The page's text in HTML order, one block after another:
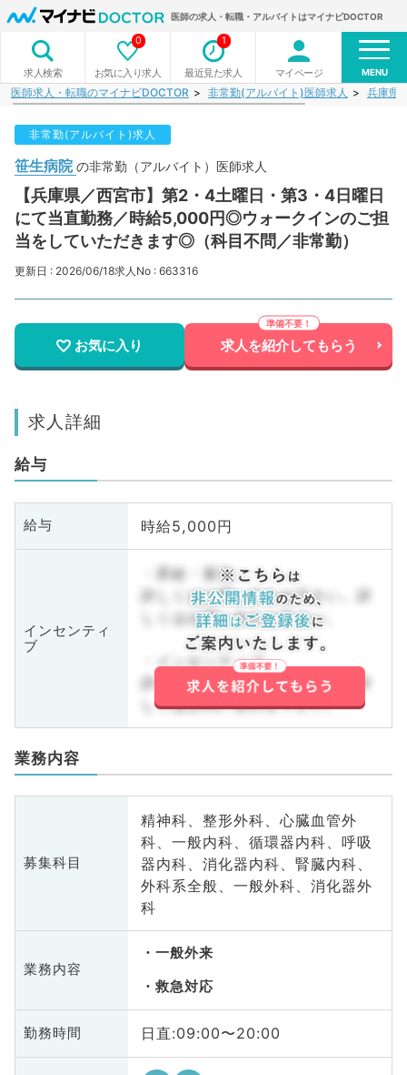
医師の求人・転職・アルバイトはマイナビDOCTOR
求人検索 お気に入り求人
0
最近見た求人
1
マイページ MENU
医師求人・転職のマイナビDOCTOR 非常勤(アルバイト)医師求人 兵庫県
非常勤(アルバイト)求人
笹生病院の非常勤（アルバイト）医師求人
【兵庫県／西宮市】第2・4土曜日・第3・4日曜日
にて当直勤務／時給5,000円◎ウォークインのご担
当をしていただきます◎（科目不問／非常勤）
更新日 : 2026/06/18求人No : 663316
お気に入り 求人を紹介してもらう
求人詳細
給与
給与 時給5,000円
インセンティ
ブ
・昇給・賞与
詳しくはお問い合わせ下さい。詳
しくはお問い合わせ下さい。
・インセンティブ
詳しくはお問い合わせ下さい。詳
しくはお問い合わせ下さい。
業務内容
募集科目
精神科、整形外科、心臓血管外
科、一般内科、循環器内科、呼吸
器内科、消化器内科、腎臓内科、
外科系全般、一般外科、消化器外
科
業務内容
一般外来
救急対応
勤務時間 日直:09:00〜20:00